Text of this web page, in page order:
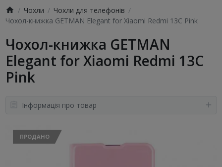
Чохли
Чохли для телефонів
Чохол-книжка GETMAN Elegant for Xiaomi Redmi 13C Pink
Чохол-книжка GETMAN
Elegant for Xiaomi Redmi 13C
Pink
Інформація про товар
ПРОДАНО